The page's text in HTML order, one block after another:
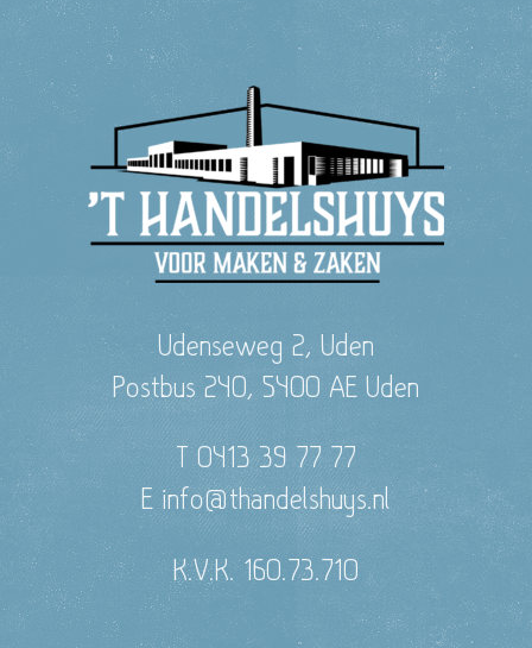
Udenseweg 2, Uden
Postbus 240, 5400 AE Uden
T 0413 39 77 77
E info@thandelshuys.nl
K.V.K. 160.73.710